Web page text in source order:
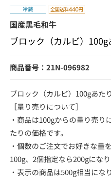
国産黒毛和牛
ブロック（カルビ）100g
商品番号：21N-096982
ブロック（カルビ）100gあたり
［量り売りについて］
・商品は100gからの量り売り
たりの価格です。
・個数のご注文でお好きな量
100g、2個指定なら200gになり
・表示の商品は500g相当にな